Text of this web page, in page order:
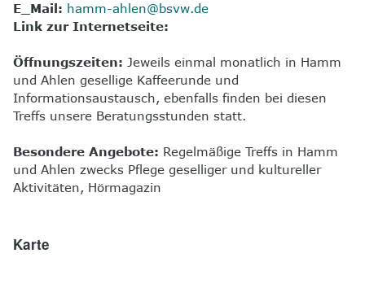
E_Mail: hamm-ahlen@bsvw.de
Link zur Internetseite:
Öffnungszeiten: Jeweils einmal monatlich in Hamm
und Ahlen gesellige Kaffeerunde und
Informationsaustausch, ebenfalls finden bei diesen
Treffs unsere Beratungsstunden statt.
Besondere Angebote: Regelmäßige Treffs in Hamm
und Ahlen zwecks Pflege geselliger und kultureller
Aktivitäten, Hörmagazin
Karte